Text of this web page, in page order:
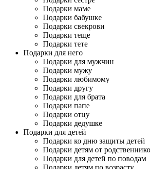
Подарки маме
Подарки бабушке
Подарки свекрови
Подарки теще
Подарки тете
Подарки для него
Подарки для мужчин
Подарки мужу
Подарки любимому
Подарки другу
Подарки для брата
Подарки папе
Подарки отцу
Подарки дедушке
Подарки для детей
Подарки ко дню защиты детей
Подарки детям от
Подарки для детей по поводам
Подарки детям по возрасту